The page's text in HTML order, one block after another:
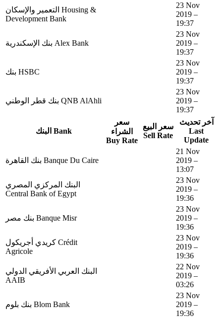
التعمير والإسكان Housing &
Development Bank
23 Nov
2019 –
19:37
بنك الإسكندرية Alex Bank
23 Nov
2019 –
19:37
بنك HSBC
23 Nov
2019 –
19:37
بنك قطر الوطني QNB AlAhli
23 Nov
2019 –
19:37
البنك Bank
سعر
الشراء
Buy Rate
سعر البيع
Sell Rate
آخر تحديث
Last
Update
بنك القاهرة Banque Du Caire
21 Nov
2019 –
13:07
البنك المركزي المصري
Central Bank of Egypt
23 Nov
2019 –
19:36
بنك مصر Banque Misr
23 Nov
2019 –
19:36
كريدي أجريكول Crédit
Agricole
23 Nov
2019 –
19:36
البنك العربي الأفريقي الدولي
AAIB
22 Nov
2019 –
03:26
بنك بلوم Blom Bank
23 Nov
2019 –
19:36